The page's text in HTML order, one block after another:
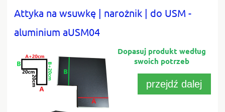
Attyka na wsuwkę | narożnik | do USM -
aluminium aUSM04
przejdź dalej